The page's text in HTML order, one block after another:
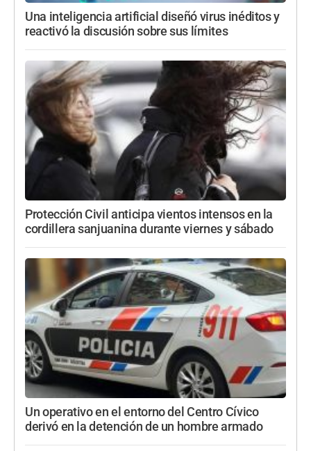
Una inteligencia artificial diseñó virus inéditos y
reactivó la discusión sobre sus límites
Protección Civil anticipa vientos intensos en la
cordillera sanjuanina durante viernes y sábado
Un operativo en el entorno del Centro Cívico
derivó en la detención de un hombre armado